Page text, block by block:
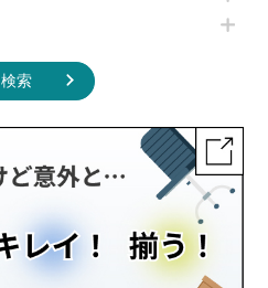
検索